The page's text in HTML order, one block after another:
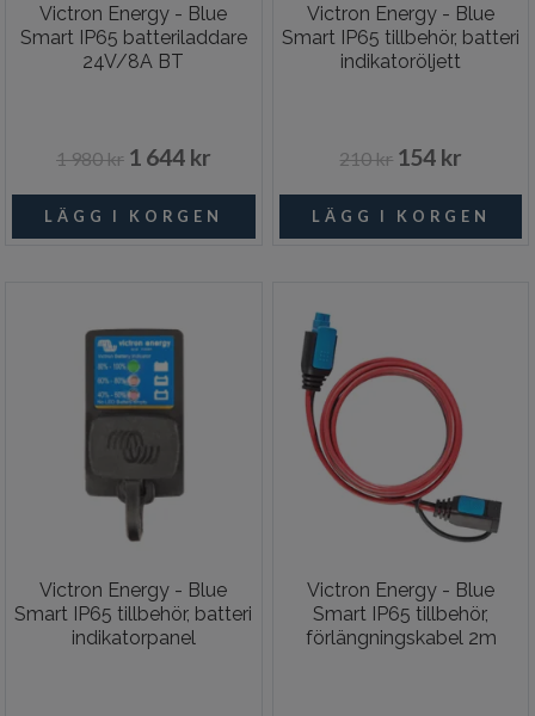
Victron Energy - Blue
Smart IP65 batteriladdare
24V/8A BT
1 980 kr 1 644 kr
Victron Energy - Blue
Smart IP65 tillbehör, batteri
indikatoröljett
210 kr 154 kr
Victron Energy - Blue
Smart IP65 tillbehör, batteri
indikatorpanel
Victron Energy - Blue
Smart IP65 tillbehör,
förlängningskabel 2m